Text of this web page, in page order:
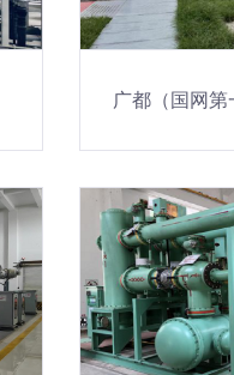
广都（国网第